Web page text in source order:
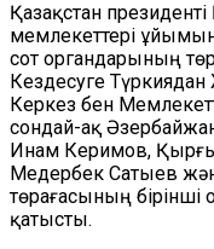
Қазақстан
мемлекеттері
сот органдарының
Кездесуге
Керкез бен
сондай-ақ
Инам Керимов,
Медербек Сатыев
төрағасының
қатысты.